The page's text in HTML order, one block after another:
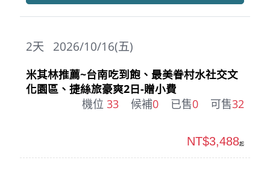
2026/10/16(五)
2天
米其林推薦~台南吃到飽、最美眷村水社交文
化園區、捷絲旅豪爽2日-贈小費
機位 33 候補0 已售0 可售32
NT$3,488起